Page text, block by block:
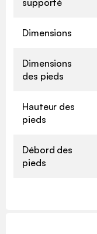
Dimensions
Dimensions
des pieds
Hauteur des
pieds
Débord des
pieds